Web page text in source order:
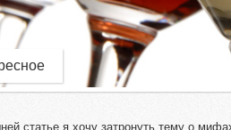
статье я хочу затронуть тему о